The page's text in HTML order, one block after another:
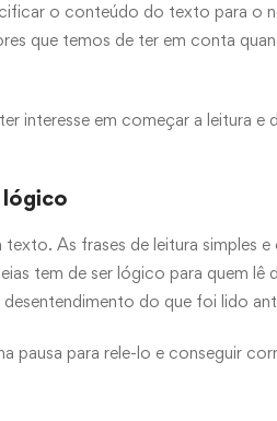
o conteúdo do texto para o
que temos de ter em conta
interesse em começar a leitura e
lógico
As frases de leitura simples e
tem de ser lógico para quem lê
do que foi lido
pausa para rele-lo e conseguir